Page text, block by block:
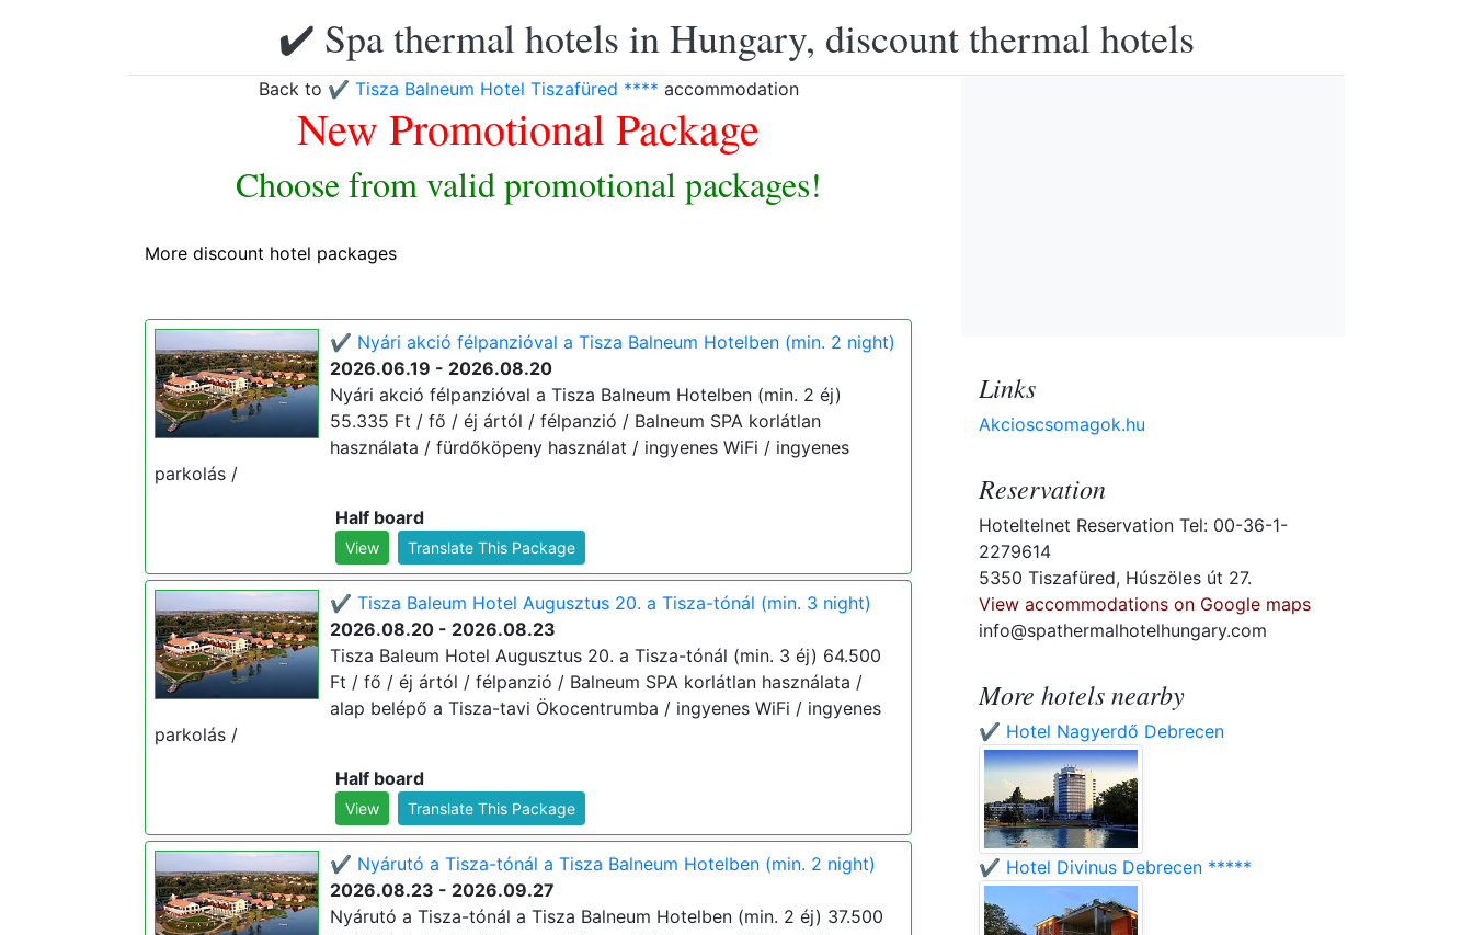
✔️ Spa thermal hotels in Hungary, discount thermal hotels
Back to ✔️ Tisza Balneum Hotel Tiszafüred **** accommodation
New Promotional Package
Choose from valid promotional packages!
More discount hotel packages
✔️ Nyári akció félpanzióval a Tisza Balneum Hotelben (min. 2 night)
2026.06.19 - 2026.08.20
Nyári akció félpanzióval a Tisza Balneum Hotelben (min. 2 éj)
55.335 Ft / fő / éj ártól / félpanzió / Balneum SPA korlátlan
használata / fürdőköpeny használat / ingyenes WiFi / ingyenes
parkolás /
Half board
View Translate This Package
✔️ Tisza Baleum Hotel Augusztus 20. a Tisza-tónál (min. 3 night)
2026.08.20 - 2026.08.23
Tisza Baleum Hotel Augusztus 20. a Tisza-tónál (min. 3 éj) 64.500
Ft / fő / éj ártól / félpanzió / Balneum SPA korlátlan használata /
alap belépő a Tisza-tavi Ökocentrumba / ingyenes WiFi / ingyenes
parkolás /
Half board
View Translate This Package
✔️ Nyárutó a Tisza-tónál a Tisza Balneum Hotelben (min. 2 night)
2026.08.23 - 2026.09.27
Nyárutó a Tisza-tónál a Tisza Balneum Hotelben (min. 2 éj) 37.500
Links
Akcioscsomagok.hu
Reservation
Hoteltelnet Reservation Tel: 00-36-1-
2279614
5350 Tiszafüred, Húszöles út 27.
View accommodations on Google maps
info@spathermalhotelhungary.com
More hotels nearby
✔️ Hotel Nagyerdő Debrecen
✔️ Hotel Divinus Debrecen *****